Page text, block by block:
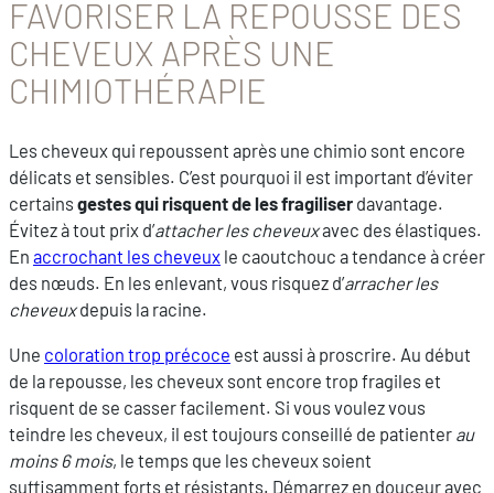
FAVORISER LA REPOUSSE DES
CHEVEUX APRÈS UNE
CHIMIOTHÉRAPIE
Les cheveux qui repoussent après une chimio sont encore
délicats et sensibles. C’est pourquoi il est important d’éviter
certains gestes qui risquent de les fragiliser davantage.
Évitez à tout prix d’attacher les cheveuxavec des élastiques.
En accrochant les cheveux le caoutchouc a tendance à créer
des nœuds. En les enlevant, vous risquez d’arracher les
cheveuxdepuis la racine.
Une coloration trop précoce est aussi à proscrire. Au début
de la repousse, les cheveux sont encore trop fragiles et
risquent de se casser facilement. Si vous voulez vous
teindre les cheveux, il est toujours conseillé de patienter au
moins 6 mois, le temps que les cheveux soient
suffisamment forts et résistants. Démarrez en douceur avec